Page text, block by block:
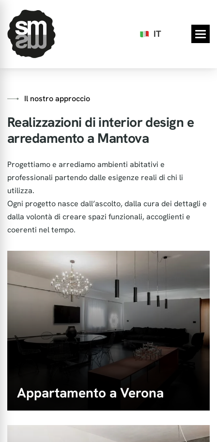
IT
Il nostro approccio
Realizzazioni di interior design e
arredamento a Mantova
Progettiamo e arrediamo ambienti abitativi e
professionali partendo dalle esigenze reali di chi li
utilizza.
Ogni progetto nasce dall’ascolto, dalla cura dei dettagli e
dalla volontà di creare spazi funzionali, accoglienti e
coerenti nel tempo.
Appartamento a Verona